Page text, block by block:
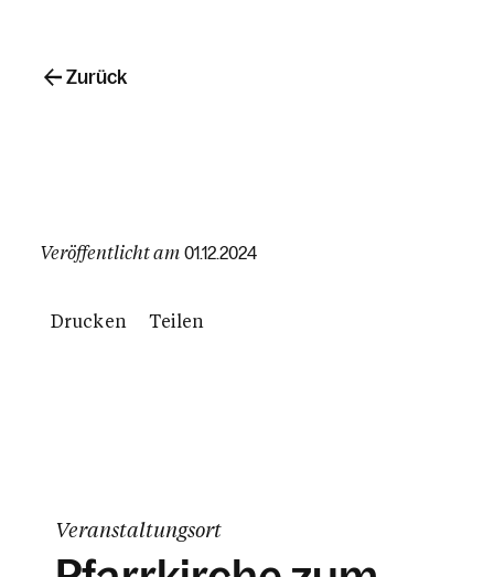
Veröffentlicht am 01.12.2024
Drucken Teilen
Zurück
Veranstaltungsort